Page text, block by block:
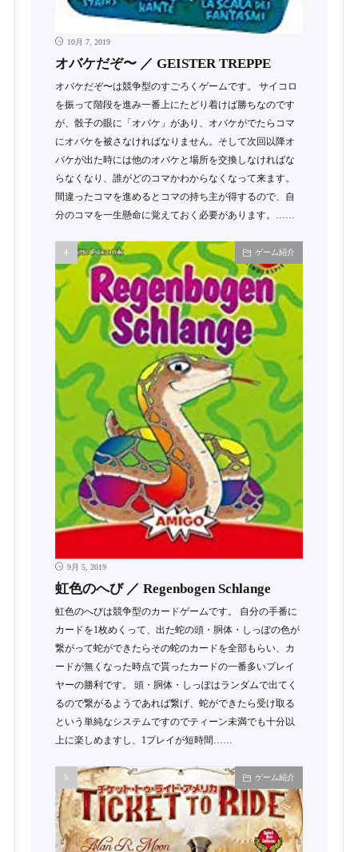
10月 7, 2019
オバケだぞ〜 ／ GEISTER TREPPE
オバケだぞ〜は競争型のすごろくゲームです。 サイコロ
を振って階段を進み一番上にたどり着けば勝ちなのです
が、骰子の眼に「オバケ」があり、オバケがでたらコマ
にオバケを被さなければなりません。そして次回以降オ
バケが出た時には他のオバケと場所を交換しなければな
らなくなり、誰がどのコマかわからなくなって来ます。
間違ったコマを進めるとコマの持ち主が得するので、自
分のコマを一生懸命に覚えておく必要があります。……
ゲーム紹介
9月 5, 2019
虹色のへび ／ Regenbogen Schlange
虹色のへびは競争型のカードゲームです。 自分の手番に
カードを1枚めくって、出た蛇の頭・胴体・しっぽの色が
繋がって蛇ができたらその蛇のカードを全部もらい、カ
ードが無くなった時点で貰ったカードの一番多いプレイ
ヤーの勝利です。 頭・胴体・しっぽはランダムで出てく
るので繋がるようであれば繋げ、蛇ができたら受け取る
という単純なシステムですのでティーン未満でも十分以
上に楽しめますし、1プレイが短時間……
ゲーム紹介